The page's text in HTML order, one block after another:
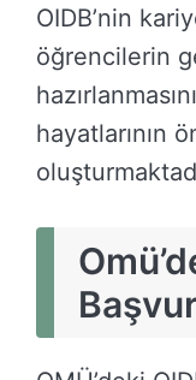
OIDB’nin
öğrencilerin
hayatlarının